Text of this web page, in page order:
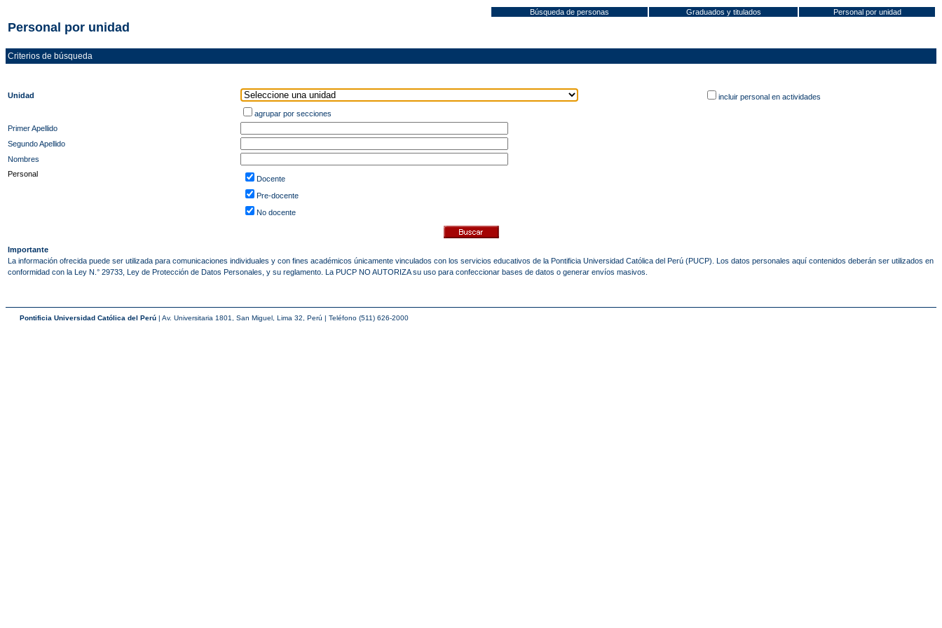
Búsqueda de personas Graduados y titulados Personal por unidad
Personal por unidad
Criterios de búsqueda
Unidad
incluir personal en actividades
agrupar por secciones
Primer Apellido
Segundo Apellido
Nombres
Personal
Docente
Pre-docente
No docente
Importante
La información ofrecida puede ser utilizada para comunicaciones individuales y con fines académicos únicamente vinculados con los servicios educativos de la Pontificia Universidad Católica del Perú (PUCP). Los datos personales aquí contenidos deberán ser utilizados en
conformidad con la Ley N.° 29733, Ley de Protección de Datos Personales, y su reglamento. La PUCP NO AUTORIZA su uso para confeccionar bases de datos o generar envíos masivos.
Pontificia Universidad Católica del Perú | Av. Universitaria 1801, San Miguel, Lima 32, Perú | Teléfono (511) 626-2000